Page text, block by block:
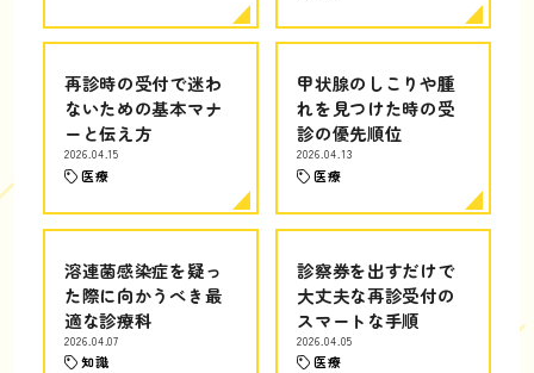
再診時の受付で迷わ
ないための基本マナ
ーと伝え方
2026.04.15
医療
甲状腺のしこりや腫
れを見つけた時の受
診の優先順位
2026.04.13
医療
溶連菌感染症を疑っ
た際に向かうべき最
適な診療科
2026.04.07
知識
診察券を出すだけで
大丈夫な再診受付の
スマートな手順
2026.04.05
医療